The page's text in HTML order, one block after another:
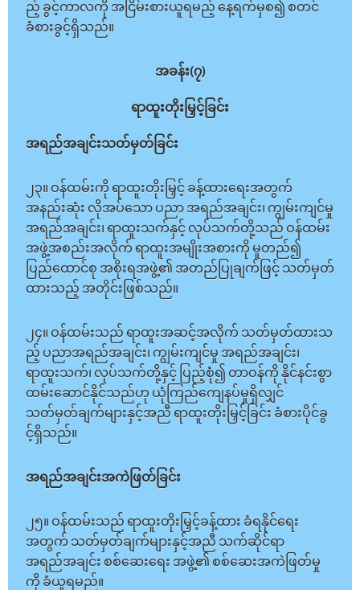
ည့် ခွင့်ကာလကို အငြိမ်းစားယူရမည့် နေ့ရက်မှစ၍ စတင်
ခံစားခွင့်ရှိသည်။
အခန်း(၇)
ရာထူးတိုးမြှင့်ခြင်း
အရည်အချင်းသတ်မှတ်ခြင်း
၂၃။ ဝန်ထမ်းကို ရာထူးတိုးမြှင့် ခန့်ထားရေးအတွက်
အနည်းဆုံး လိုအပ်သော ပညာ အရည်အချင်း၊ ကျွမ်းကျင်မှု
အရည်အချင်း၊ ရာထူးသက်နှင့် လုပ်သက်တို့သည် ဝန်ထမ်း
အဖွဲ့အစည်းအလိုက် ရာထူးအမျိုးအစားကို မူတည်၍
ပြည်ထောင်စု အစိုးရအဖွဲ့၏ အတည်ပြုချက်ဖြင့် သတ်မှတ်
ထားသည့် အတိုင်းဖြစ်သည်။
၂၄။ ဝန်ထမ်းသည် ရာထူးအဆင့်အလိုက် သတ်မှတ်ထားသ
ည့် ပညာအရည်အချင်း၊ ကျွမ်းကျင်မှု အရည်အချင်း၊
ရာထူးသက်၊ လုပ်သက်တို့နှင့် ပြည့်စုံ၍ တာဝန်ကို နိုင်နင်းစွာ
ထမ်းဆောင်နိုင်သည်ဟု ယုံကြည်ကျေနပ်မှုရှိလျှင်
သတ်မှတ်ချက်များနှင့်အညီ ရာထူးတိုးမြှင့်ခြင်း ခံစားပိုင်ခွ
င့်ရှိသည်။
အရည်အချင်းအကဲဖြတ်ခြင်း
၂၅။ ဝန်ထမ်းသည် ရာထူးတိုးမြှင့်ခန့်ထား ခံရနိုင်ရေး
အတွက် သတ်မှတ်ချက်များနှင့်အညီ သက်ဆိုင်ရာ
အရည်အချင်း စစ်ဆေးရေး အဖွဲ့၏ စစ်ဆေးအကဲဖြတ်မှု
ကို ခံယူရမည်။